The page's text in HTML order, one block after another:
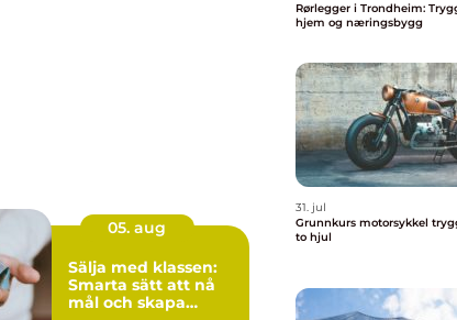
05. aug
Sälja med klassen:
Smarta sätt att nå
mål och skapa
Rørlegger i Trondheim:
hjem og næringsbygg
31. jul
Grunnkurs motorsykkel trygg start på
to hjul